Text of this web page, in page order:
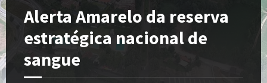
Alerta Amarelo da reserva
estratégica nacional de
sangue